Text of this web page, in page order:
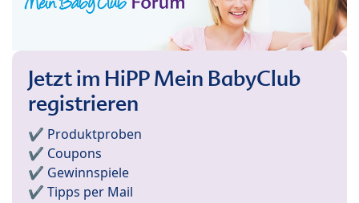
Jetzt im HiPP Mein BabyClub
registrieren
✔️ Produktproben
✔️ Coupons
✔️ Gewinnspiele
✔️ Tipps per Mail